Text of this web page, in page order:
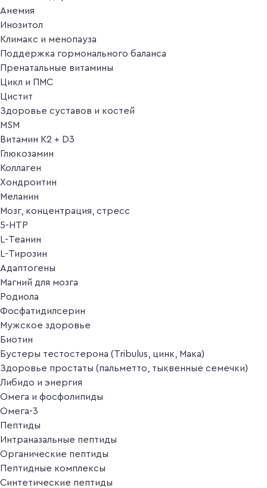
Анемия
Инозитол
Климакс и менопауза
Поддержка гормонального баланса
Пренатальные витамины
Цикл и ПМС
Цистит
Здоровье суставов и костей
MSM
Витамин K2 + D3
Глюкозамин
Коллаген
Хондроитин
Меланин
Мозг, концентрация, стресс
5-HTP
L-Теанин
L-Тирозин
Адаптогены
Магний для мозга
Родиола
Фосфатидилсерин
Мужское здоровье
Биотин
Бустеры тестостерона (Tribulus, цинк, Мака)
Здоровье простаты (пальметто, тыквенные семечки)
Либидо и энергия
Омега и фосфолипиды
Омега-3
Пептиды
Интраназальные пептиды
Органические пептиды
Пептидные комплексы
Синтетические пептиды